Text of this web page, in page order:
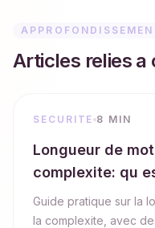
Articles relies a
SECURITE 8 MIN
Longueur de
complexite: qu
Guide pratique sur la
la complexite, avec